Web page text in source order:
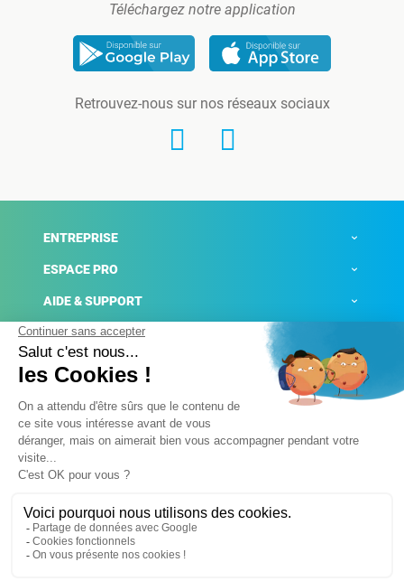
Téléchargez notre application
Retrouvez-nous sur nos réseaux sociaux
ENTREPRISE
ESPACE PRO
AIDE & SUPPORT
ACTUALITÉS
Mentions légales
Conditions générales de ventes
Plateforme de signalement